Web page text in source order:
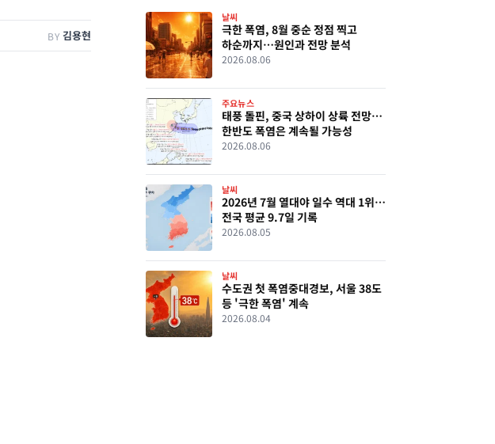
BY 김용현
날씨
극한 폭염, 8월 중순 정점 찍고
하순까지…원인과 전망 분석
2026.08.06
주요뉴스
태풍 돌핀, 중국 상하이 상륙 전망…
한반도 폭염은 계속될 가능성
2026.08.06
날씨
2026년 7월 열대야 일수 역대 1위…
전국 평균 9.7일 기록
2026.08.05
날씨
수도권 첫 폭염중대경보, 서울 38도
등 '극한 폭염' 계속
2026.08.04